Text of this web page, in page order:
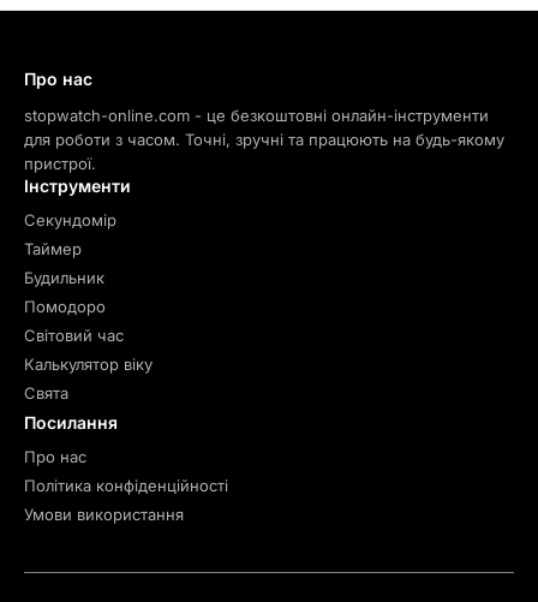
Про нас
stopwatch-online.com - це безкоштовні онлайн-інструменти
для роботи з часом. Точні, зручні та працюють на будь-якому
пристрої.
Інструменти
Секундомір
Таймер
Будильник
Помодоро
Світовий час
Калькулятор віку
Свята
Посилання
Про нас
Політика конфіденційності
Умови використання